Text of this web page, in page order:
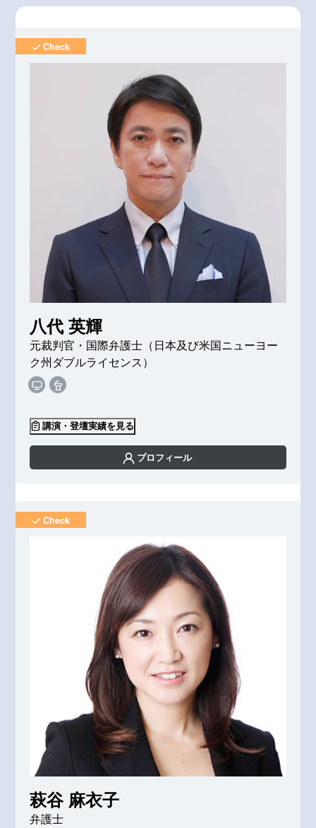
八代 英輝
元裁判官・国際弁護士（日本及び米国ニューヨー
ク州ダブルライセンス）
講演・登壇実績を見る
プロフィール
Check
萩谷 麻衣子
弁護士
Check